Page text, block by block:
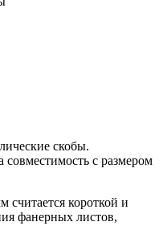
скобы.
совместимость с размером
короткой и
фанерных листов,